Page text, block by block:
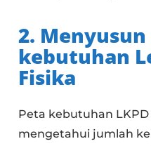
2.
kebutuhan
Fisika
Peta kebutuhan
mengetahui jumlah